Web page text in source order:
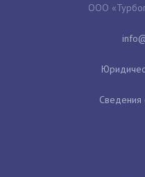
ООО
Сведения